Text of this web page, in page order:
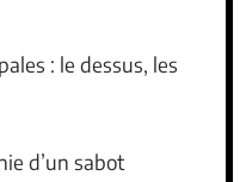
: le dessus, les
d’un sabot